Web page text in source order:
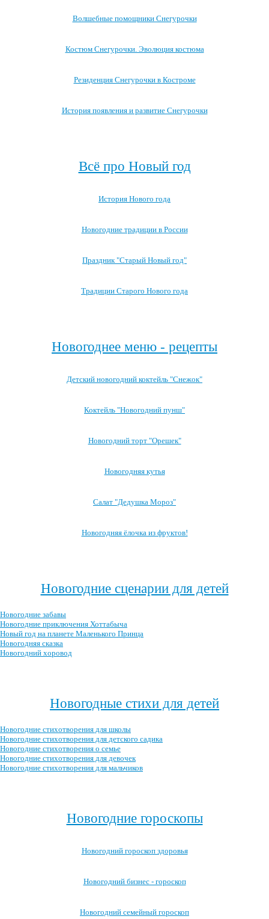
Волшебные помощники Снегурочки
Костюм Снегурочки. Эволюция костюма
Резиденция Снегурочки в Костроме
История появления и развитие Снегурочки
Всё про Новый год
История Нового года
Новогодние традиции в России
Праздник "Старый Новый год"
Традиции Старого Нового года
Новогоднее меню - рецепты
Детский новогодний коктейль "Снежок"
Коктейль "Новогодний пунш"
Новогодний торт "Орешек"
Новогодняя кутья
Салат "Дедушка Мороз"
Новогодняя ёлочка из фруктов!
Новогодние сценарии для детей
Новогодние забавы
Новогодние приключения Хоттабыча
Новый год на планете Маленького Принца
Новогодняя сказка
Новогодний хоровод
Новогодные стихи для детей
Новогодние стихотворения для школы
Новогодние стихотворения для детского садика
Новогодние стихотворения о семье
Новогодние стихотворения для девочек
Новогодние стихотворения для мальчиков
Новогодние гороскопы
Новогодний гороскоп здоровья
Новогодний бизнес - гороскоп
Новогодний семейный гороскоп